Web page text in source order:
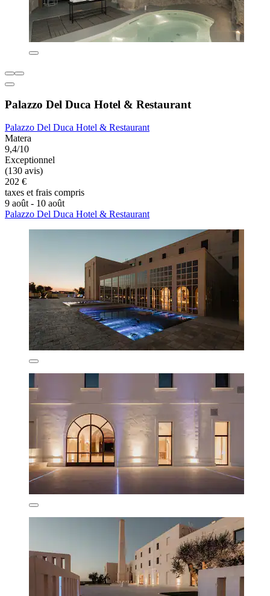
Palazzo Del Duca Hotel & Restaurant
Palazzo Del Duca Hotel & Restaurant
Matera
9,4/10
Exceptionnel
(130 avis)
202 €
taxes et frais compris
9 août - 10 août
Palazzo Del Duca Hotel & Restaurant